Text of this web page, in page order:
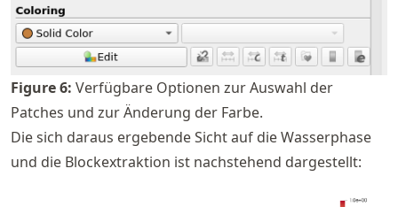
Figure6: Verfügbare Optionen zur Auswahl der
Patches und zur Änderung der Farbe.
Die sich daraus ergebende Sicht auf die Wasserphase
und die Blockextraktion ist nachstehend dargestellt: